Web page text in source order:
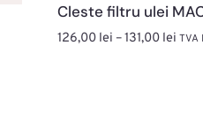
Cleste filtru ulei
126,00 lei –131,00 lei TVA